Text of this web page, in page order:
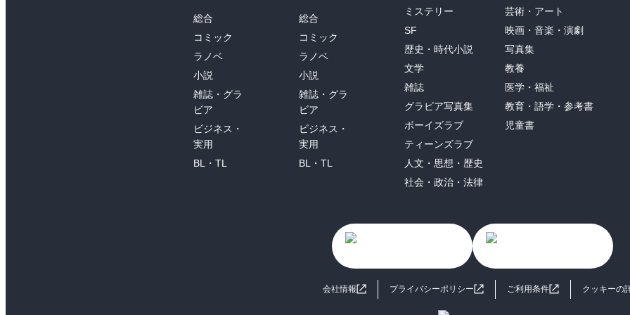
総合
コミック
ラノベ
小説
雑誌・グラ
ビア
ビジネス・
実用
BL・TL
総合
コミック
ラノベ
小説
雑誌・グラ
ビア
ビジネス・
実用
BL・TL
ミステリー
SF
歴史・時代小説
文学
雑誌
グラビア写真集
ボーイズラブ
ティーンズラブ
人文・思想・歴史
社会・政治・法律
芸術・アート
映画・音楽・演劇
写真集
教養
医学・福祉
教育・語学・参考書
児童書
会社情報 プライバシーポリシー ご利用条件 クッキーの